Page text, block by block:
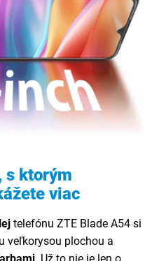
s ktorým
viac
telefónu ZTE Blade A54 si
veľkorysou plochou a